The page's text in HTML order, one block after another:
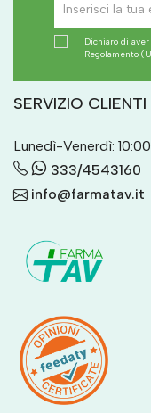
Dichiaro di
Regolamento
SERVIZIO CLIENTI
Lunedì-Venerdì:
333/4543160
info@farmatav.it